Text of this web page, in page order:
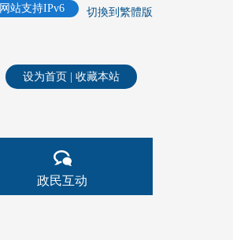
切換到繁體版
网站支持IPv6
设为首页 收藏本站
政民互动